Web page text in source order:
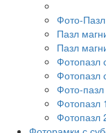
Фото-
Пазл
Пазл
Фотопазл
Фотопазл
Фото-
Фотопазл
Фотопазл